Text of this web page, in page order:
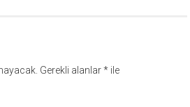
Gerekli alanlar* ile